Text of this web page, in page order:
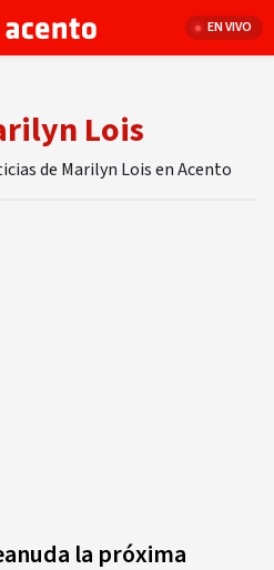
EN VIVO
Lois
de Marilyn Lois en Acento
la próxima